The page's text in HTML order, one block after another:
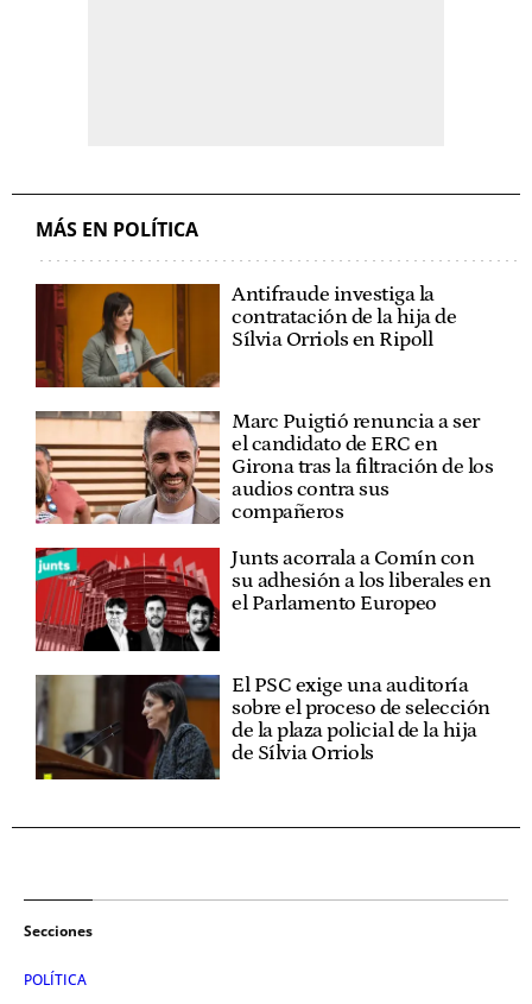
MÁS EN POLÍTICA
Antifraude investiga la
contratación de la hija de
Sílvia Orriols en Ripoll
Marc Puigtió renuncia a ser
el candidato de ERC en
Girona tras la filtración de los
audios contra sus
compañeros
Junts acorrala a Comín con
su adhesión a los liberales en
el Parlamento Europeo
El PSC exige una auditoría
sobre el proceso de selección
de la plaza policial de la hija
de Sílvia Orriols
Secciones
POLÍTICA